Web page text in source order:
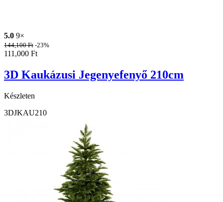
5.0 9×
144,100Ft -23%
111,000 Ft
3D Kaukázusi Jegenyefenyő 210cm
Készleten
3DJKAU210